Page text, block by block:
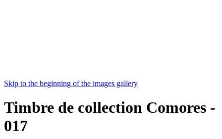
Skip to the beginning of the images gallery
Timbre de collection Comores -
017